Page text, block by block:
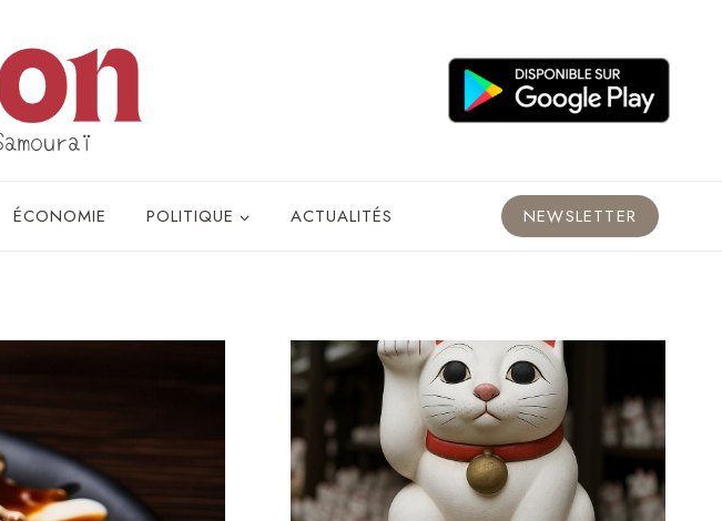
ÉCONOMIE POLITIQUE ACTUALITÉS NEWSLETTER